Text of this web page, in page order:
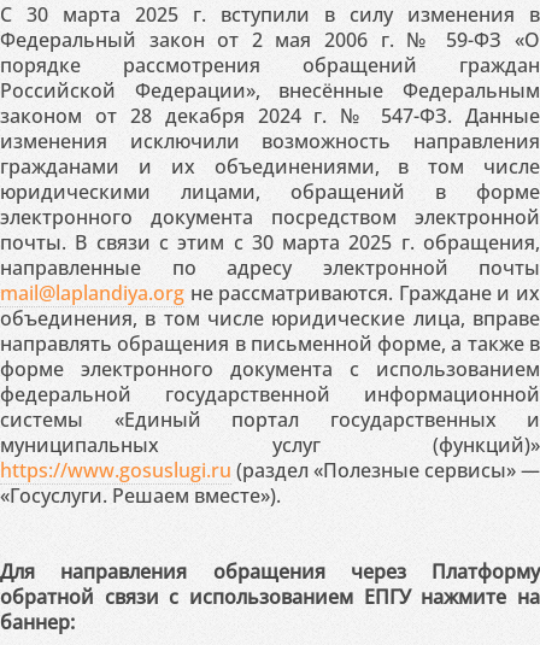
С 30 марта 2025 г. вступили в силу изменения в
Федеральный закон от 2 мая 2006 г. № 59-ФЗ «О
порядке рассмотрения обращений граждан
Российской Федерации», внесённые Федеральным
законом от 28 декабря 2024 г. № 547-ФЗ. Данные
изменения исключили возможность направления
гражданами и их объединениями, в том числе
юридическими лицами, обращений в форме
электронного документа посредством электронной
почты. В связи с этим с 30 марта 2025 г. обращения,
направленные по адресу электронной почты
mail@laplandiya.org не рассматриваются. Граждане и их
объединения, в том числе юридические лица, вправе
направлять обращения в письменной форме, а также в
форме электронного документа с использованием
федеральной государственной информационной
системы «Единый портал государственных и
муниципальных услуг (функций)»
https://www.gosuslugi.ru (раздел «Полезные сервисы» —
«Госуслуги. Решаем вместе»).
Для направления обращения через Платформу
обратной связи с использованием ЕПГУ нажмите на
баннер: